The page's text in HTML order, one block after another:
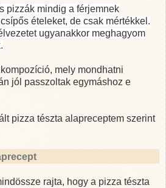
pizzák mindig a férjemnek
ételeket, de csak mértékkel.
ugyanakkor meghagyom
mely mondhatni
jól passzoltak egymáshoz e
pizza tészta alapreceptem szerint
rajta, hogy a pizza tészta